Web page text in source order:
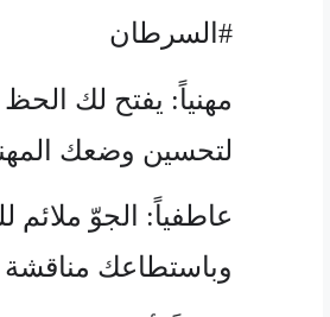
#السرطان
مهنياً: يفتح لك
لتحسين وضعك
عاطفياً: الجوّ ملائم
وباستطاعك مناقشة